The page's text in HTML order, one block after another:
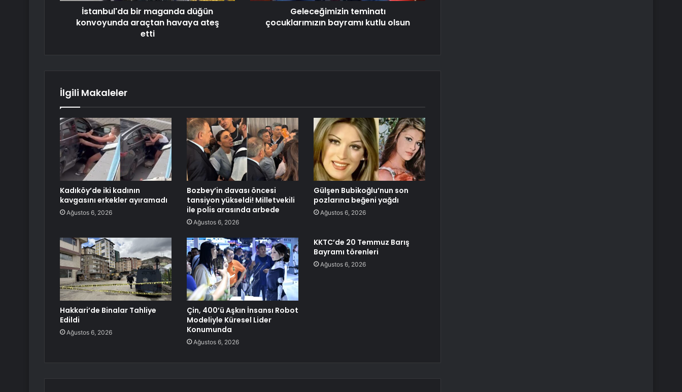
İstanbul'da bir maganda düğün
konvoyunda araçtan havaya ateş
etti
Geleceğimizin teminatı
çocuklarımızın bayramı kutlu olsun
İlgili Makaleler
Kadıköy’de iki kadının
kavgasını erkekler ayıramadı
Ağustos 6, 2026
Bozbey’in davası öncesi
tansiyon yükseldi! Milletvekili
ile polis arasında arbede
Ağustos 6, 2026
Gülşen Bubikoğlu’nun son
pozlarına beğeni yağdı
Ağustos 6, 2026
Hakkari’de Binalar Tahliye
Edildi
Ağustos 6, 2026
Çin, 400’ü Aşkın İnsansı Robot
Modeliyle Küresel Lider
Konumunda
Ağustos 6, 2026
KKTC’de 20 Temmuz Barış
Bayramı törenleri
Ağustos 6, 2026